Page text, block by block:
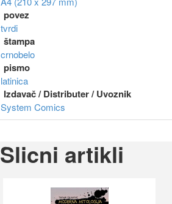
povez
tvrdi
štampa
crnobelo
pismo
latinica
Izdavač / Distributer / Uvoznik
System Comics
Slicni artikli